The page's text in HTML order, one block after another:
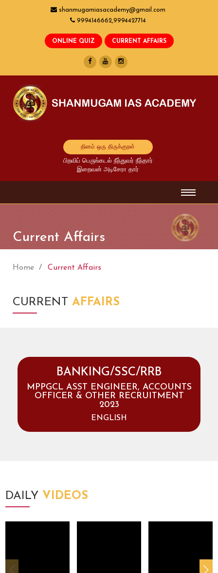
shanmugamiasacademy@gmail.com
9994146662,9994427714
தினம் ஒரு திருக்குறள்
பிறவிப் பெருங்கடல் நீந்துவர் நீந்தார்
இறைவன் அடிசேரா தார்
Current Affairs
Home Current Affairs
CURRENTAFFAIRS
BANKING/SSC/RRB
MPPGCL ASST ENGINEER, ACCOUNTS
OFFICER & OTHER RECRUITMENT
2023
ENGLISH
DAILY VIDEOS